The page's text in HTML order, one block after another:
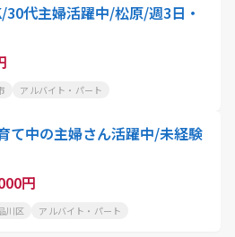
代主婦活躍中/松原/週3日・
アルバイト・パート
て中の主婦さん活躍中/未経験
円
川区 アルバイト・パート